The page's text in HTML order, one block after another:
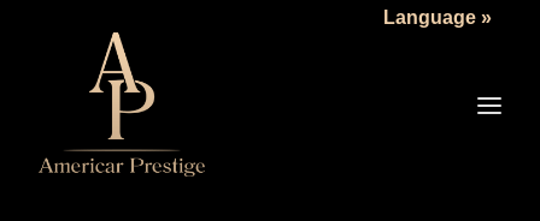
LA SOCIÉTÉ
LES VÉHICULES
TARIFS
Language »